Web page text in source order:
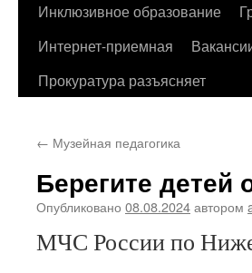
содержимому
Инклюзивное образование
Интернет-приемная
Прокуратура разъясняет
← Музейная педагогика
Берегите детей
Опубликовано 08.08.2024автором
МЧС России по